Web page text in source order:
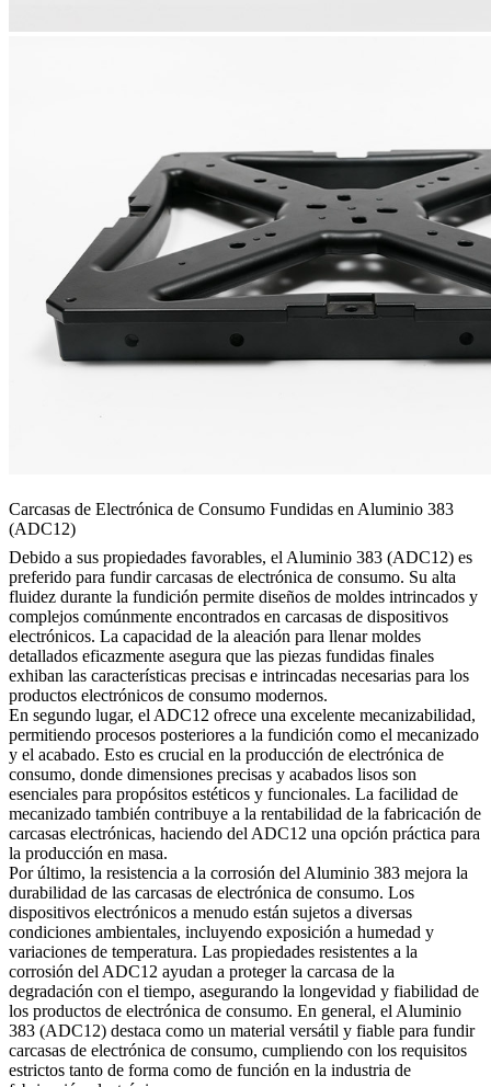
Carcasas de Electrónica de Consumo Fundidas en Aluminio 383
(ADC12)
Debido a sus propiedades favorables, el Aluminio 383 (ADC12) es
preferido para fundir carcasas de electrónica de consumo. Su alta
fluidez durante la fundición permite diseños de moldes intrincados y
complejos comúnmente encontrados en carcasas de dispositivos
electrónicos. La capacidad de la aleación para llenar moldes
detallados eficazmente asegura que las piezas fundidas finales
exhiban las características precisas e intrincadas necesarias para los
productos electrónicos de consumo modernos.
En segundo lugar, el ADC12 ofrece una excelente mecanizabilidad,
permitiendo procesos posteriores a la fundición como el mecanizado
y el acabado. Esto es crucial en la producción de electrónica de
consumo, donde dimensiones precisas y acabados lisos son
esenciales para propósitos estéticos y funcionales. La facilidad de
mecanizado también contribuye a la rentabilidad de la fabricación de
carcasas electrónicas, haciendo del ADC12 una opción práctica para
la producción en masa.
Por último, la resistencia a la corrosión del Aluminio 383 mejora la
durabilidad de las carcasas de electrónica de consumo. Los
dispositivos electrónicos a menudo están sujetos a diversas
condiciones ambientales, incluyendo exposición a humedad y
variaciones de temperatura. Las propiedades resistentes a la
corrosión del ADC12 ayudan a proteger la carcasa de la
degradación con el tiempo, asegurando la longevidad y fiabilidad de
los productos de electrónica de consumo. En general, el Aluminio
383 (ADC12) destaca como un material versátil y fiable para fundir
carcasas de electrónica de consumo, cumpliendo con los requisitos
estrictos tanto de forma como de función en la industria de